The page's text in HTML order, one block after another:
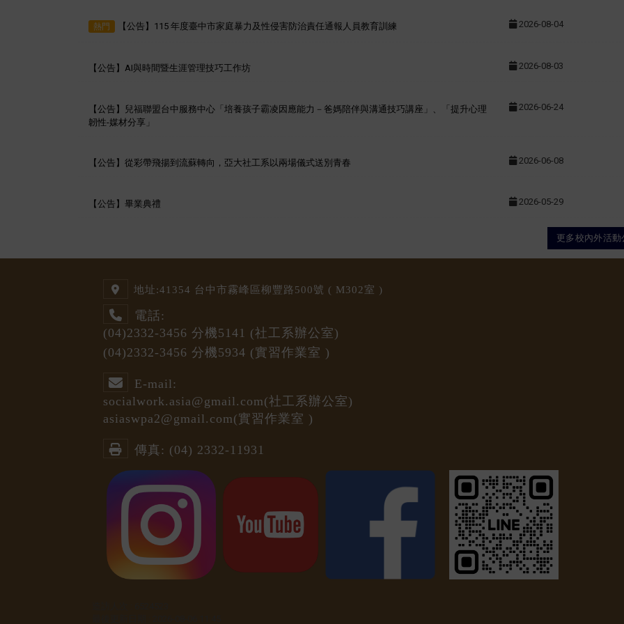
熱門 【公告】115 年度臺中市家庭暴力及性侵害防治責任通報人員教育訓練 2026-08-04
【公告】AI與時間暨生涯管理技巧工作坊 2026-08-03
【公告】兒福聯盟台中服務中心「培養孩子霸凌因應能力－爸媽陪伴與溝通技巧講座」、「提升心理
韌性-媒材分享」
2026-06-24
【公告】從彩帶飛揚到流蘇轉向，亞大社工系以兩場儀式送別青春 2026-06-08
【公告】畢業典禮 2026-05-29
更多校內外活動
地址:41354 台中市霧峰區柳豐路500號 ( M302室 )
電話:
(04)2332-3456 分機5141 (社工系辦公室)
(04)2332-3456 分機5934 (實習作業室 )
E-mail:
socialwork.asia@gmail.com(社工系辦公室)
asiaswpa2@gmail.com(實習作業室 )
傳真: (04) 2332-11931